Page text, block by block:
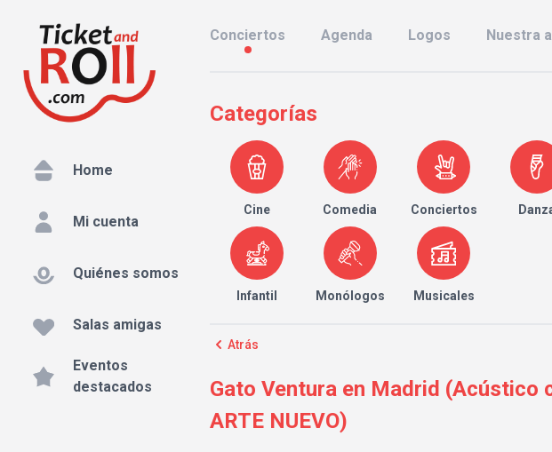
Home
Mi cuenta
Quiénes somos
Salas amigas
Eventos
destacados
Conciertos Agenda Logos Nuestra
Categorías
Cine Comedia Conciertos
Infantil Monólogos Musicales
Atrás
Gato Ventura en Madrid (Acústico
ARTE NUEVO)